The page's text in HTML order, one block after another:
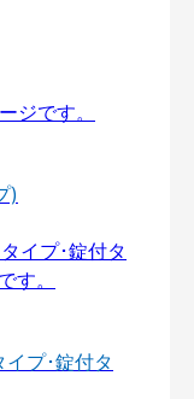
)
プ･錠付タ